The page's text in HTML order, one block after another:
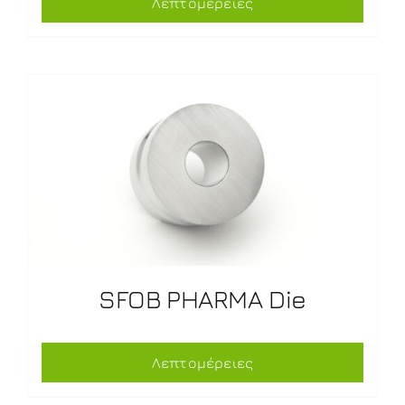
SFOB PHARMA Die
Λεπτομέρειες